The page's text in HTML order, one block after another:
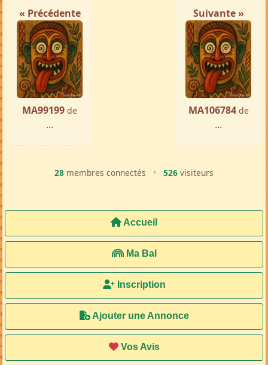
« Précédente
MA99199 de
...
Suivante »
MA106784 de
...
28 membres connectés • 526 visiteurs
Accueil
Ma Bal
Inscription
Ajouter une Annonce
Vos Avis